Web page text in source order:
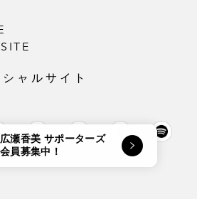
広瀬香美 サポーターズ
会員募集中！
ャルサイト